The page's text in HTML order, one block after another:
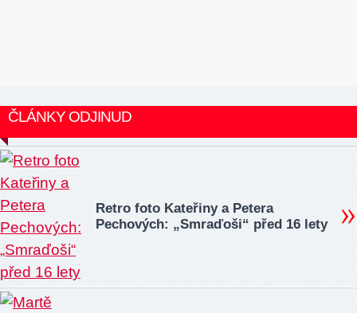
ČLÁNKY ODJINUD
Retro foto Kateřiny a Petera
Pechových: „Smraďoši“ před 16 lety